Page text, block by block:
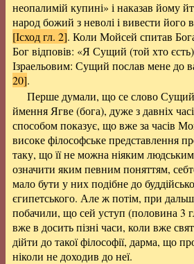
неопалимій купині» і наказав йому
народ божий з неволі і вивести його
[Ісход гл. 2]. Коли Мойсей спитав
Бог відповів: «Я Сущий (той хто
Ізраельовим: Сущий послав мене до
20].
Перше думали, що се слово Сущий,
ймення Ягве (бога), дуже з давніх
способом показує, що вже за часів
високе філософське представлення
таку, що її не можна ніяким
означити яким певним поняттям,
мало бути у них подібне до
єгипетського. Але ж потім, при
побачили, що сей уступ (половина 3
вже в досить пізні часи, коли вже
дійти до такої філософії, дарма, що
ніколи не доходив до неї.